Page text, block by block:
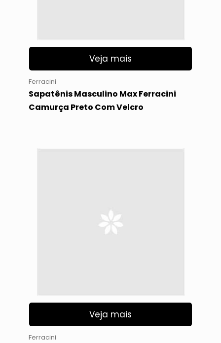
Veja mais
Ferracini
Sapatênis Masculino Max Ferracini
Camurça Preto Com Velcro
Veja mais
Ferracini